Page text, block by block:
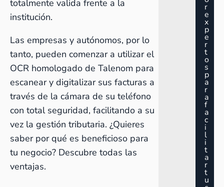
totalmente valida frente a la
institución.
Las empresas y autónomos, por lo
tanto, pueden comenzar a utilizar el
OCR homologado de Talenom para
escanear y digitalizar sus facturas a
través de la cámara de su teléfono
con total seguridad, facilitando a su
vez la gestión tributaria. ¿Quieres
saber por qué es beneficioso para
tu negocio? Descubre todas las
ventajas.
r
e
x
p
e
r
t
o
s
p
a
r
a
f
a
c
i
l
i
t
a
r
t
u